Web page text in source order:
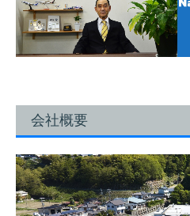
採用情報
社内風景
社内制度・福利厚生
会社概要